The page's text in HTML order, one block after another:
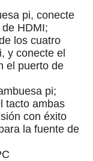
pi, conecte
HDMI;
los cuatro
y conecte el
el puerto de
pi;
tacto ambas
con éxito
la fuente de